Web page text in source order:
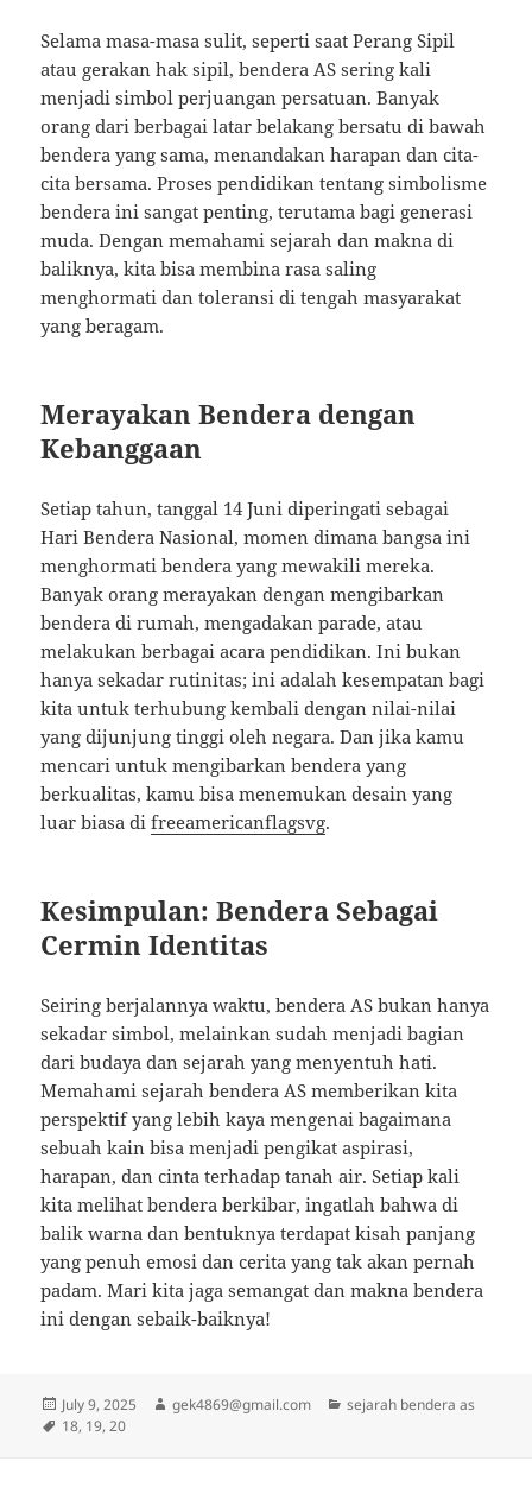
Selama masa-masa sulit, seperti saat Perang Sipil
atau gerakan hak sipil, bendera AS sering kali
menjadi simbol perjuangan persatuan. Banyak
orang dari berbagai latar belakang bersatu di bawah
bendera yang sama, menandakan harapan dan cita-
cita bersama. Proses pendidikan tentang simbolisme
bendera ini sangat penting, terutama bagi generasi
muda. Dengan memahami sejarah dan makna di
baliknya, kita bisa membina rasa saling
menghormati dan toleransi di tengah masyarakat
yang beragam.
Merayakan Bendera dengan
Kebanggaan
Setiap tahun, tanggal 14 Juni diperingati sebagai
Hari Bendera Nasional, momen dimana bangsa ini
menghormati bendera yang mewakili mereka.
Banyak orang merayakan dengan mengibarkan
bendera di rumah, mengadakan parade, atau
melakukan berbagai acara pendidikan. Ini bukan
hanya sekadar rutinitas; ini adalah kesempatan bagi
kita untuk terhubung kembali dengan nilai-nilai
yang dijunjung tinggi oleh negara. Dan jika kamu
mencari untuk mengibarkan bendera yang
berkualitas, kamu bisa menemukan desain yang
luar biasa difreeamericanflagsvg.
Kesimpulan: Bendera Sebagai
Cermin Identitas
Seiring berjalannya waktu, bendera AS bukan hanya
sekadar simbol, melainkan sudah menjadi bagian
dari budaya dan sejarah yang menyentuh hati.
Memahami sejarah bendera AS memberikan kita
perspektif yang lebih kaya mengenai bagaimana
sebuah kain bisa menjadi pengikat aspirasi,
harapan, dan cinta terhadap tanah air. Setiap kali
kita melihat bendera berkibar, ingatlah bahwa di
balik warna dan bentuknya terdapat kisah panjang
yang penuh emosi dan cerita yang tak akan pernah
padam. Mari kita jaga semangat dan makna bendera
ini dengan sebaik-baiknya!
Posted
on
July 9, 2025 Author
gek4869@gmail.com Categories
sejarah bendera as
Tags
18, 19,20